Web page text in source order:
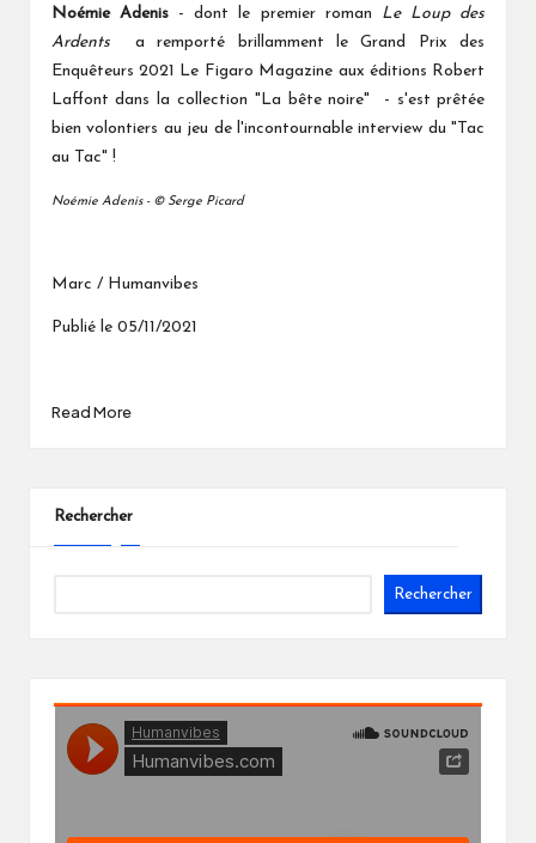
by
Noémie Adenis - dont le premier roman Le Loup des
Ardents
a remporté brillamment le Grand Prix des
Enquêteurs 2021 Le Figaro Magazine aux éditions Robert
Laffont dans la collection "La bête noire" - s'est prêtée
bien volontiers au jeu de l'incontournable interview du "Tac
au Tac" !
Noémie Adenis - © Serge Picard
Marc / Humanvibes
Publié le 05/11/2021
Read More
Rechercher
Rechercher